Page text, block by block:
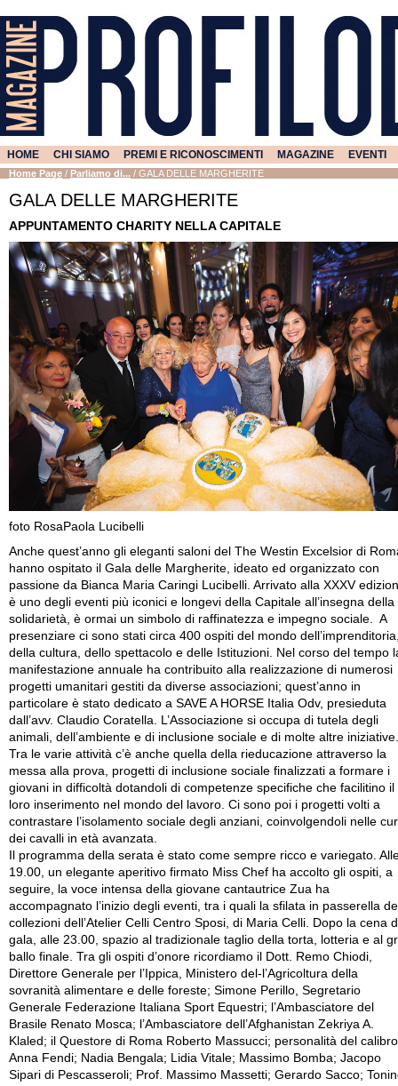
HOME CHI SIAMO PREMI E RICONOSCIMENTI MAGAZINE EVENTI
Home Page / Parliamo di... / GALA DELLE MARGHERITE
GALA DELLE MARGHERITE
APPUNTAMENTO CHARITY NELLA CAPITALE
foto RosaPaola Lucibelli
Anche quest’anno gli eleganti saloni del The Westin Excelsior di
hanno ospitato il Gala delle Margherite, ideato ed organizzato con
passione da Bianca Maria Caringi Lucibelli. Arrivato alla XXXV
è uno degli eventi più iconici e longevi della Capitale all’insegna della
solidarietà, è ormai un simbolo di raffinatezza e impegno sociale. A
presenziare ci sono stati circa 400 ospiti del mondo
della cultura, dello spettacolo e delle Istituzioni. Nel corso del tempo
manifestazione annuale ha contribuito alla realizzazione di numerosi
progetti umanitari gestiti da diverse associazioni; quest’anno in
particolare è stato dedicato a SAVE A HORSE Italia Odv, presieduta
dall’avv. Claudio Coratella. L’Associazione si occupa di tutela degli
animali, dell’ambiente e di inclusione sociale e di molte altre iniziative.
Tra le varie attività c’è anche quella della rieducazione attraverso la
messa alla prova, progetti di inclusione sociale finalizzati a formare i
giovani in difficoltà dotandoli di competenze specifiche che facilitino il
loro inserimento nel mondo del lavoro. Ci sono poi i progetti volti a
contrastare l’isolamento sociale degli anziani, coinvolgendoli nelle
dei cavalli in età avanzata.
Il programma della serata è stato come sempre ricco e variegato.
19.00, un elegante aperitivo firmato Miss Chef ha accolto gli ospiti, a
seguire, la voce intensa della giovane cantautrice Zua ha
accompagnato l’inizio degli eventi, tra i quali la sfilata in passerella
collezioni dell’Atelier Celli Centro Sposi, di Maria Celli. Dopo la cena
gala, alle 23.00, spazio al tradizionale taglio della torta, lotteria e al
ballo finale. Tra gli ospiti d’onore ricordiamo il Dott. Remo Chiodi,
Direttore Generale per l’Ippica, Ministero del-l’Agricoltura della
sovranità alimentare e delle foreste; Simone Perillo, Segretario
Generale Federazione Italiana Sport Equestri; l’Ambasciatore del
Brasile Renato Mosca; l’Ambasciatore dell’Afghanistan Zekriya A.
Klaled; il Questore di Roma Roberto Massucci; personalità del
Anna Fendi; Nadia Bengala; Lidia Vitale; Massimo Bomba; Jacopo
Sipari di Pescasseroli; Prof. Massimo Massetti; Gerardo Sacco;